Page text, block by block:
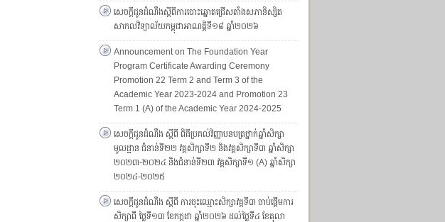
សេចក្តីជូនដំណឹងស្តីពីការបោះឆ្នោតជ្រើសតាំងសភានិស្សិត
សាកលវិទ្យាល័យកម្ពុជាអាណត្តិទី១៨ ឆ្នាំ២០២៦
Announcement on The Foundation Year
Program Certificate Awarding Ceremony
Promotion 22 Term 2 and Term 3 of the
Academic Year 2023-2024 and Promotion 23
Term 1 (A) of the Academic Year 2024-2025
សេចក្តីជូនដំណឹង ស្តីពី ពិធីប្រគល់វិញ្ញាបនបត្រថ្នាក់ឆ្នាំសិក្សា
មូលដ្ឋាន ជំនាន់ទី២២ វគ្គសិក្សាទី២ និងវគ្គសិក្សាទី៣ ឆ្នាំសិក្សា
២០២៣-២០២៤ និងជំនាន់ទី២៣ វគ្គសិក្សាទី១ (A) ឆ្នាំសិក្សា
២០២៤-២០២៥
សេចក្តីជូនដំណឹង ស្តីពី ការចុះឈ្មោះសិក្សាវគ្គទី៣ ចាប់ផ្តើមការ
សិក្សាពី ថ្ងៃទី១៣ ខែកក្កដា ឆ្នាំ២០២៦ ដល់ថ្ងៃទី៤ ខែតុលា